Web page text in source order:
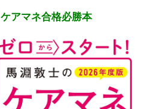
ケアマネ合格必勝本